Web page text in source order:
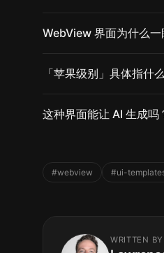
WebView 界面为什么一
「苹果级别」具体指什
这种界面能让 AI 生成吗
#webview #ui-
WRITTEN BY